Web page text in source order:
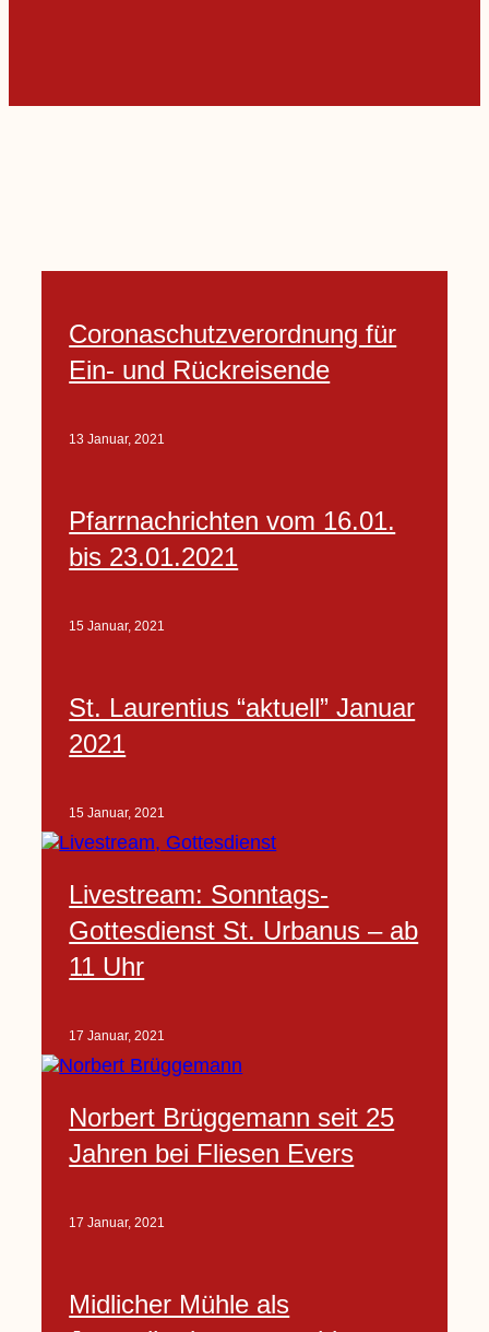
Coronaschutzverordnung für
Ein- und Rückreisende
13 Januar, 2021
Pfarrnachrichten vom 16.01.
bis 23.01.2021
15 Januar, 2021
St. Laurentius “aktuell” Januar
2021
15 Januar, 2021
Livestream: Sonntags-
Gottesdienst St. Urbanus – ab
11 Uhr
17 Januar, 2021
Norbert Brüggemann seit 25
Jahren bei Fliesen Evers
17 Januar, 2021
Midlicher Mühle als